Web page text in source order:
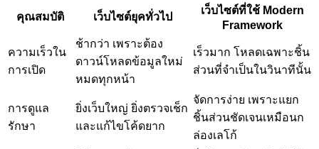
คุณสมบัติ เว็บไซต์ยุคทั่วไป
เว็บไซต์ที่ใช้ Modern
Framework
ความเร็วใน
การเปิด
ช้ากว่า เพราะต้อง
ดาวน์โหลดข้อมูลใหม่
หมดทุกหน้า
เร็วมาก โหลดเฉพาะชิ้น
ส่วนที่จำเป็นในวินาทีนั้น
การดูแล
รักษา
ยิ่งเว็บใหญ่ ยิ่งตรวจเช็ก
และแก้ไขโค้ดยาก
จัดการง่าย เพราะแยก
ชิ้นส่วนชัดเจนเหมือนก
ล่องเลโก้